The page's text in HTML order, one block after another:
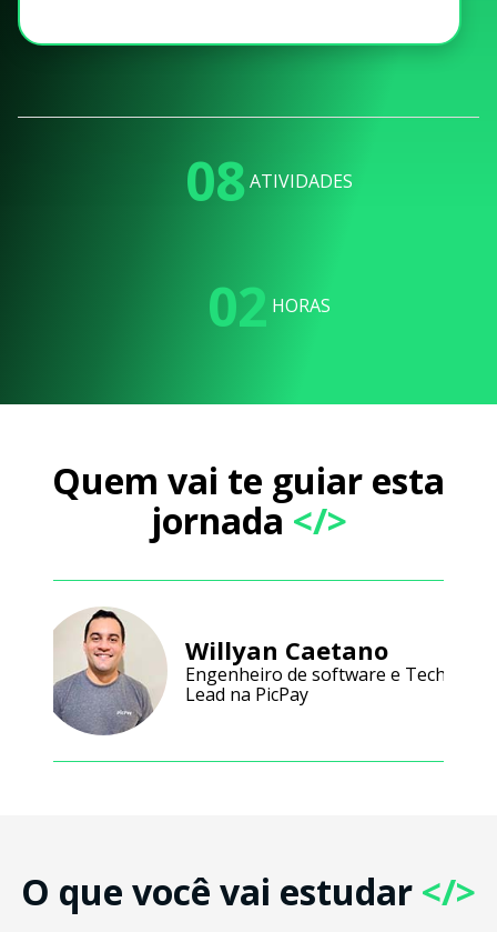
08 ATIVIDADES
02 HORAS
Quem vai te guiar esta
jornada </>
Willyan Caetano
Engenheiro de software e Tech
Lead na PicPay
O que você vai estudar </>